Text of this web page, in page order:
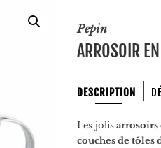
Pepin
ARROSOIR
DESCRIPTION
Les jolisarrosoirs
couches de tôles